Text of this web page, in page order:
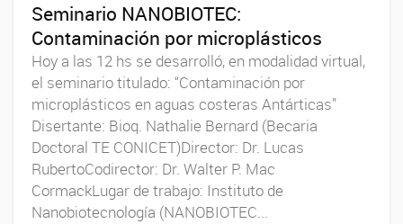
Seminario NANOBIOTEC:
Contaminación por microplásticos
Hoy a las 12 hs se desarrolló, en modalidad virtual,
el seminario titulado: “Contaminación por
microplásticos en aguas costeras Antárticas”
Disertante: Bioq. Nathalie Bernard (Becaria
Doctoral TE CONICET)Director: Dr. Lucas
RubertoCodirector: Dr. Walter P. Mac
CormackLugar de trabajo: Instituto de
Nanobiotecnología (NANOBIOTEC...